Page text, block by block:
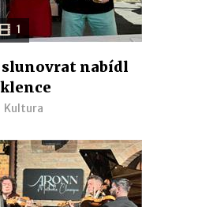
1
slunovrat nabídl
Kultura